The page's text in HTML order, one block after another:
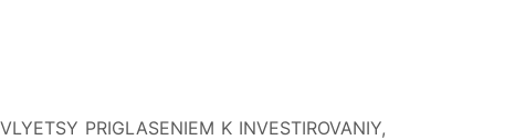
PRIGLASENIEM K INVESTIROVANIY,